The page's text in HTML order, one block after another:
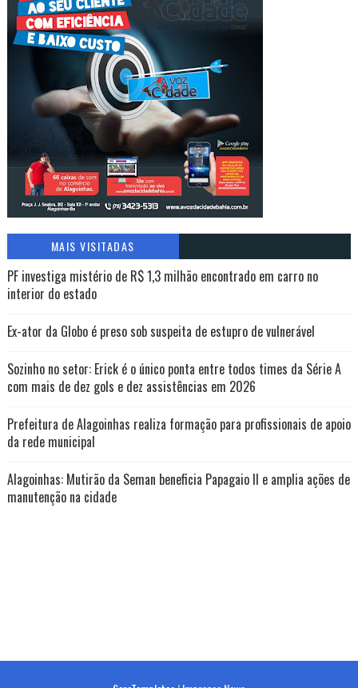
MAIS VISITADAS
PF investiga mistério de R$ 1,3 milhão encontrado em carro no
interior do estado
Ex-ator da Globo é preso sob suspeita de estupro de vulnerável
Sozinho no setor: Erick é o único ponta entre todos times da Série A
com mais de dez gols e dez assistências em 2026
Prefeitura de Alagoinhas realiza formação para profissionais de apoio
da rede municipal
Alagoinhas: Mutirão da Seman beneficia Papagaio II e amplia ações de
manutenção na cidade